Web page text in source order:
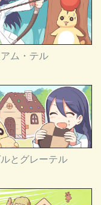
ム・テル
とグレーテル